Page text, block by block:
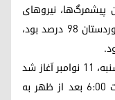
پیشمرگ‌‌ها، نیروهای
امنیتی و پناهندگان رای دادند، در اقلیم کوردستان ۹۸ درصد بود،
رای‌گیری عمومی نیز ساعت ۷:۰۰ صبح سه‌شنبه، ۱۱ نوامبر آغاز شد
و با بسته شدن صندوق‌های رای در ساعت ۶:۰۰ بعد از ظهر به